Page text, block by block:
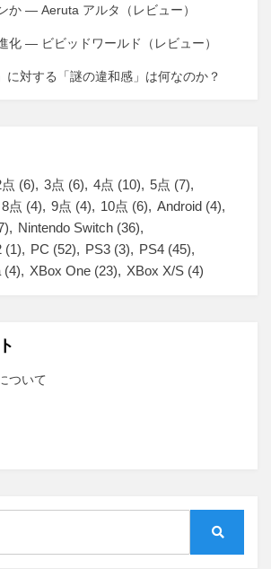
か ― Aeruta アルタ（レビュー）
化 ― ビビッドワールド（レビュー）
に対する「謎の違和感」は何なのか？
(6) 3点 (6) 4点 (10) 5点 (7)
8点 (4) 9点 (4) 10点 (6) Android (4)
Nintendo Switch (36)
(1) PC (52) PS3 (3) PS4 (45)
(4) XBox One (23) XBox X/S (4)
ついて